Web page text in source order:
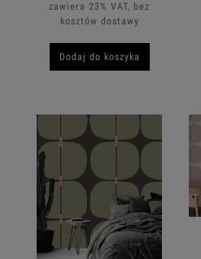
zawiera 23% VAT, bez
kosztów dostawy
Dodaj do koszyka